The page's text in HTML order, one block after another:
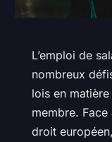
L’emploi de
nombreux
lois en
membre. Face
droit